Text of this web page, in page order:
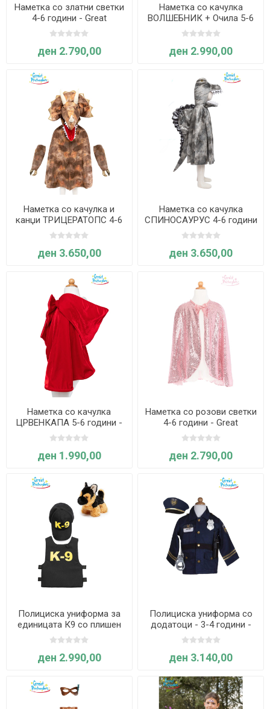
Наметка со златни светки
4-6 години - Great
Pretenders
ден 2.790,00
Наметка со качулка
ВОЛШЕБНИК + Очила 5-6
години - Great Pretenders
ден 2.990,00
Наметка со качулка и
канџи ТРИЦЕРАТОПС 4-6
години - Great Pretenders
ден 3.650,00
Наметка со качулка
СПИНОСАУРУС 4-6 години
- Great Pretenders
ден 3.650,00
Наметка со качулка
ЦРВЕНКАПА 5-6 години -
Great Pretenders
ден 1.990,00
Наметка со розови светки
4-6 години - Great
Pretenders
ден 2.790,00
Полициска униформа за
единицата К9 со плишен
германски овчар - 4-6
години - Great Pretenders
ден 2.990,00
Полициска униформа со
додатоци - 3-4 години -
Great Pretenders
ден 3.140,00